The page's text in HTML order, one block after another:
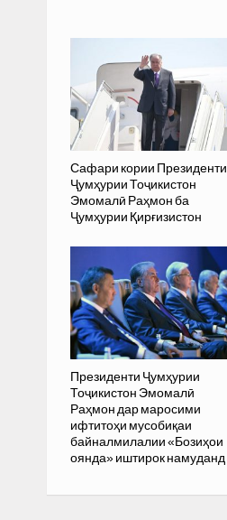
Сафари кории Президенти
Ҷумҳурии Тоҷикистон
Эмомалӣ Раҳмон ба
Ҷумҳурии Қирғизистон
Президенти Ҷумҳурии
Тоҷикистон Эмомалӣ
Раҳмон дар маросими
ифтитоҳи мусобиқаи
байналмилалии «Бозиҳои
оянда» иштирок намуданд